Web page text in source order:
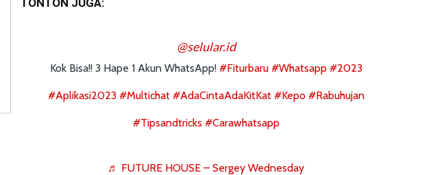
@selular.id
Kok Bisa!! 3 Hape 1 Akun WhatsApp! #fiturbaru #whatsapp #2023
#aplikasi2023 #multichat #AdaCintaAdaKitKat #kepo #rabuhujan
#tipsandtricks #carawhatsapp
♬ FUTURE HOUSE – Sergey Wednesday